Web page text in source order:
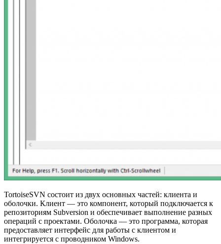
TortoiseSVN состоит из двух основных частей: клиента и
оболочки. Клиент — это компонент, который подключается к
репозиториям Subversion и обеспечивает выполнение разных
операций с проектами. Оболочка — это программа, которая
предоставляет интерфейс для работы с клиентом и
интегрируется с проводником Windows.